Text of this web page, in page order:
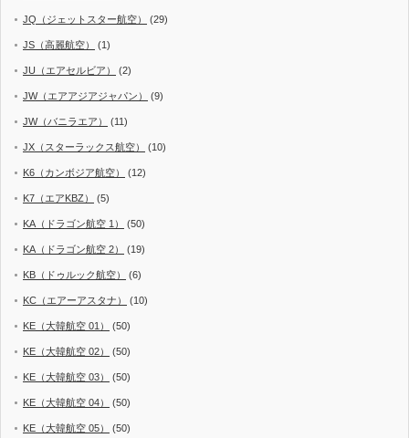
JQ（ジェットスター航空） (29)
JS（高麗航空） (1)
JU（エアセルビア） (2)
JW（エアアジアジャパン） (9)
JW（バニラエア） (11)
JX（スターラックス航空） (10)
K6（カンボジア航空） (12)
K7（エアKBZ） (5)
KA（ドラゴン航空 1） (50)
KA（ドラゴン航空 2） (19)
KB（ドゥルック航空） (6)
KC（エアーアスタナ） (10)
KE（大韓航空 01） (50)
KE（大韓航空 02） (50)
KE（大韓航空 03） (50)
KE（大韓航空 04） (50)
KE（大韓航空 05） (50)